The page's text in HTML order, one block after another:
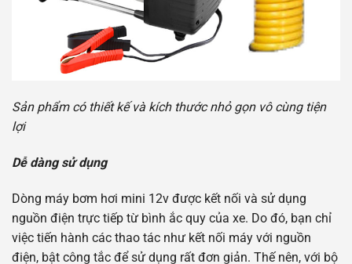
Sản phẩm có thiết kế và kích thước nhỏ gọn vô cùng tiện
lợi
Dễ dàng sử dụng
Dòng máy bơm hơi mini 12v được kết nối và sử dụng
nguồn điện trực tiếp từ bình ắc quy của xe. Do đó, bạn chỉ
việc tiến hành các thao tác như kết nối máy với nguồn
điện, bật công tắc để sử dụng rất đơn giản. Thế nên, với bộ